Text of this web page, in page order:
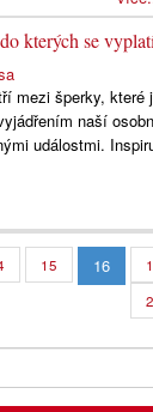
kterých se
mezi šperky, kter‎é
naší
událostmi.
15 16